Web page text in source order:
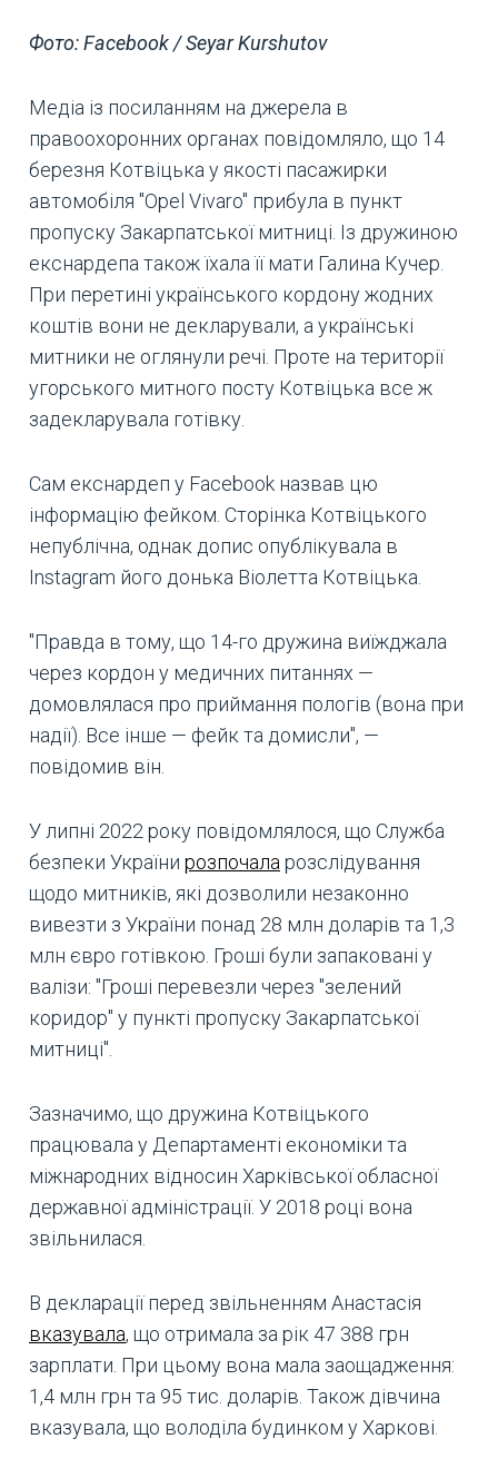
Фото: Facebook / Seyar Kurshutov
Медіа із посиланням на джерела в
правоохоронних органах повідомляло, що 14
березня Котвіцька у якості пасажирки
автомобіля "Opel Vivaro" прибула в пункт
пропуску Закарпатської митниці. Із дружиною
екснардепа також їхала її мати Галина Кучер.
При перетині українського кордону жодних
коштів вони не декларували, а українські
митники не оглянули речі. Проте на території
угорського митного посту Котвіцька все ж
задекларувала готівку.
Сам екснардеп у Facebook назвав цю
інформацію фейком. Сторінка Котвіцького
непублічна, однак допис опублікувала в
Instagram його донька Віолетта Котвіцька.
"Правда в тому, що 14-го дружина виїжджала
через кордон у медичних питаннях —
домовлялася про приймання пологів (вона при
надії). Все інше — фейк та домисли", —
повідомив він.
У липні 2022 року повідомлялося, що Служба
безпеки України розпочала розслідування
щодо митників, які дозволили незаконно
вивезти з України понад 28 млн доларів та 1,3
млн євро готівкою. Гроші були запаковані у
валізи: "Гроші перевезли через "зелений
коридор" у пункті пропуску Закарпатської
митниці".
Зазначимо, що дружина Котвіцького
працювала у Департаменті економіки та
міжнародних відносин Харківської обласної
державної адміністрації. У 2018 році вона
звільнилася.
В декларації перед звільненням Анастасія
вказувала, що отримала за рік 47 388 грн
зарплати. При цьому вона мала заощадження:
1,4 млн грн та 95 тис. доларів. Також дівчина
вказувала, що володіла будинком у Харкові.